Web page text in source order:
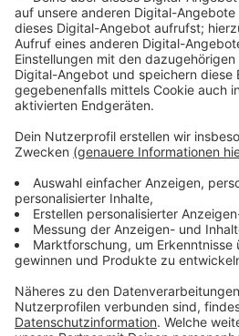
Wegen der großen "Nachfrage"
von Borken, Burlo, Gemen,
Weseke jetzt als 40 mal 60
Magnettafeln. Sie kosten knapp
bei der Touristinfo im FARB
es die Ortsschilder auch als
Stadt Borken hofft, dass die
stehen bleiben. Denn die
Vorteil, dass man sie legal
dafür nicht strafbar macht.
Anzeige